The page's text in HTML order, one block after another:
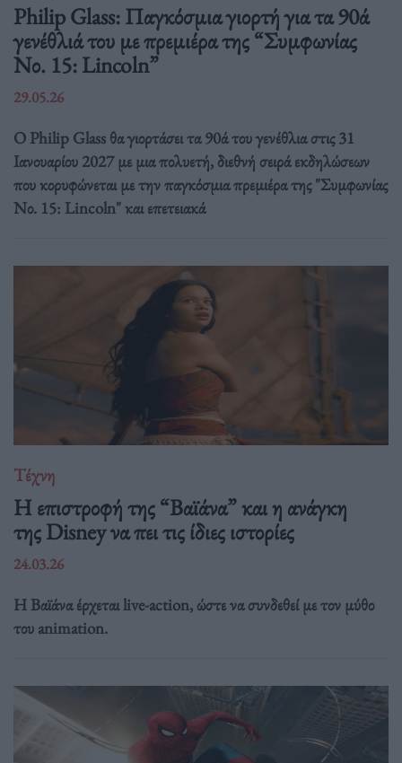
Philip Glass: Παγκόσμια γιορτή για τα 90ά
γενέθλιά του με πρεμιέρα της “Συμφωνίας
Νο. 15: Lincoln”
29.05.26
Ο Philip Glass θα γιορτάσει τα 90ά του γενέθλια στις 31
Ιανουαρίου 2027 με μια πολυετή, διεθνή σειρά εκδηλώσεων
που κορυφώνεται με την παγκόσμια πρεμιέρα της "Συμφωνίας
Νο. 15: Lincoln" και επετειακά
Τέχνη
Η επιστροφή της “Βαϊάνα” και η ανάγκη
της Disney να πει τις ίδιες ιστορίες
24.03.26
Η Βαϊάνα έρχεται live-action, ώστε να συνδεθεί με τον μύθο
του animation.